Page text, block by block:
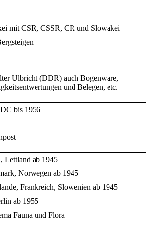
mit CSR, CSSR, CR und Slowakei
Ulbricht (DDR) auch Bogenware,
und Belegen, etc.
bis 1956
Lettland ab 1945
Norwegen ab 1945
Frankreich, Slowenien ab 1945
ab 1955
Fauna und Flora